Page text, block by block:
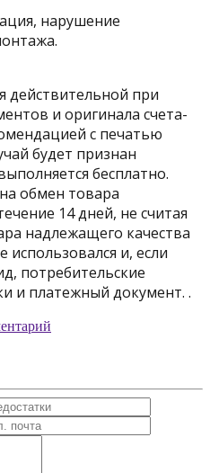
нарушение
действительной при
и оригинала счета-
с печатью
будет признан
бесплатно.
обмен товара
14 дней, не считая
надлежащего качества
использовался и, если
потребительские
и платежный документ. .